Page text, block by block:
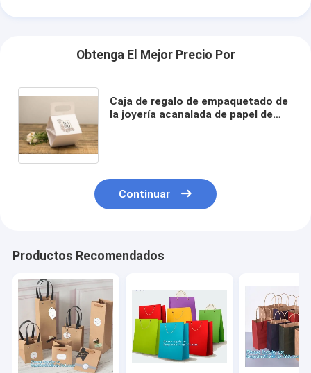
Obtenga El Mejor Precio Por
Caja de regalo de empaquetado de
la joyería acanalada de papel de
Continuar
Productos Recomendados